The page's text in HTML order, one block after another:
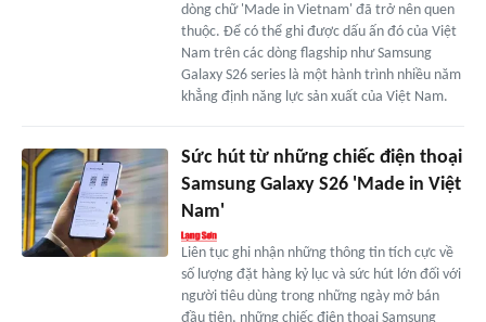
dòng chữ 'Made in Vietnam' đã trở nên quen
thuộc. Để có thể ghi được dấu ấn đó của Việt
Nam trên các dòng flagship như Samsung
Galaxy S26 series là một hành trình nhiều năm
khẳng định năng lực sản xuất của Việt Nam.
Sức hút từ những chiếc điện thoại
Samsung Galaxy S26 'Made in Việt
Nam'
Liên tục ghi nhận những thông tin tích cực về
số lượng đặt hàng kỷ lục và sức hút lớn đối với
người tiêu dùng trong những ngày mở bán
đầu tiên, những chiếc điện thoại Samsung